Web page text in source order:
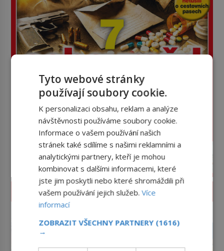
PROLISTOVAT ČASOPIS
Tyto webové stránky
používají soubory cookie.
K personalizaci obsahu, reklam a analýze
návštěvnosti používáme soubory cookie.
Informace o vašem používání našich
stránek také sdílíme s našimi reklamními a
analytickými partnery, kteří je mohou
kombinovat s dalšími informacemi, které
jste jim poskytli nebo které shromáždili při
vašem používání jejich služeb.Více
informací
ZOBRAZIT VŠECHNY PARTNERY (1616)
→